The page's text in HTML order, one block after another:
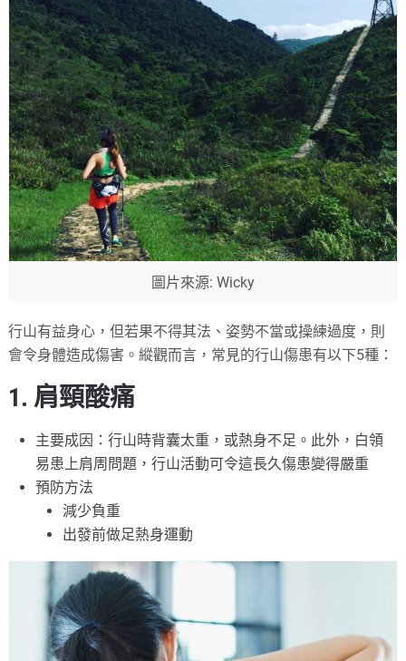
圖片來源: Wicky
行山有益身心，但若果不得其法、姿勢不當或操練過度，則
會令身體造成傷害。縱觀而言，常見的行山傷患有以下5種：
1. 肩頸酸痛
主要成因：行山時背囊太重，或熱身不足。此外，白領
易患上肩周問題，行山活動可令這長久傷患變得嚴重
預防方法
減少負重
出發前做足熱身運動